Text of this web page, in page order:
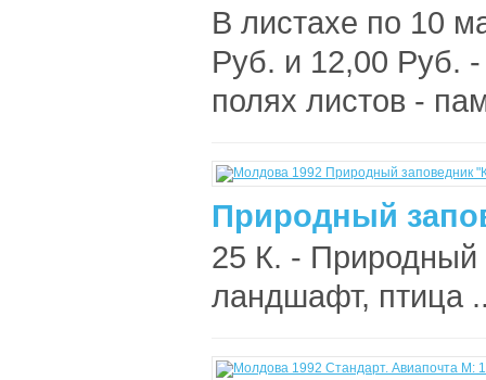
В листахе по 10
Руб. и 12,00
полях листов -
Природный
25 К. - Природный
ландшафт, птица